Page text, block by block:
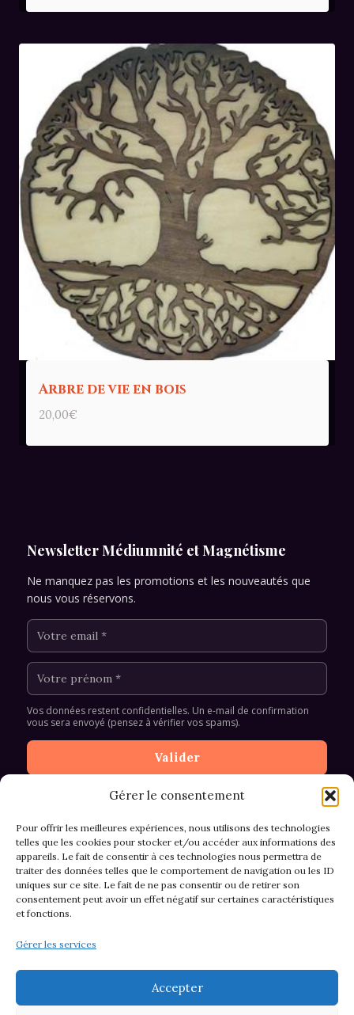
Gérer le consentement
Pour offrir les meilleures expériences, nous utilisons des technologies
telles que les cookies pour stocker et/ou accéder aux informations des
appareils. Le fait de consentir à ces technologies nous permettra de
traiter des données telles que le comportement de navigation ou les ID
uniques sur ce site. Le fait de ne pas consentir ou de retirer son
consentement peut avoir un effet négatif sur certaines caractéristiques
et fonctions.
Gérer les services
Accepter
Arbre de vie en bois
20,00€
Newsletter Médiumnité et Magnétisme
Ne manquez pas les promotions et les nouveautés que
nous vous réservons.
Vos données restent confidentielles. Un e-mail de confirmation
vous sera envoyé (pensez à vérifier vos spams).
CGV et Retours
Mentions légales & confidentialité